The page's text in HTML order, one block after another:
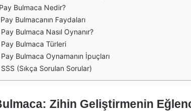
Pay Bulmaca Nedir?
Pay Bulmacanın Faydaları
Pay Bulmaca Nasıl Oynanır?
Pay Bulmaca Türleri
Pay Bulmaca Oynamanın İpuçları
SSS (Sıkça Sorulan Sorular)
Zihin Geliştirmenin